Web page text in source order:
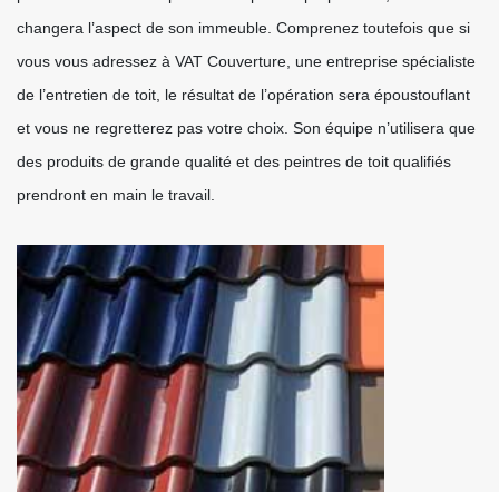
changera l’aspect de son immeuble. Comprenez toutefois que si
vous vous adressez à VAT Couverture, une entreprise spécialiste
de l’entretien de toit, le résultat de l’opération sera époustouflant
et vous ne regretterez pas votre choix. Son équipe n’utilisera que
des produits de grande qualité et des peintres de toit qualifiés
prendront en main le travail.